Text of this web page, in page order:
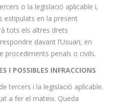
o la legislació aplicable i,
estipulats en la present
tots els altres drets
davant l’Usuari, en
procediments penals o civils.
I POSSIBLES INFRACCIONS
tercers i la legislació aplicable.
a fer el mateix. Queda